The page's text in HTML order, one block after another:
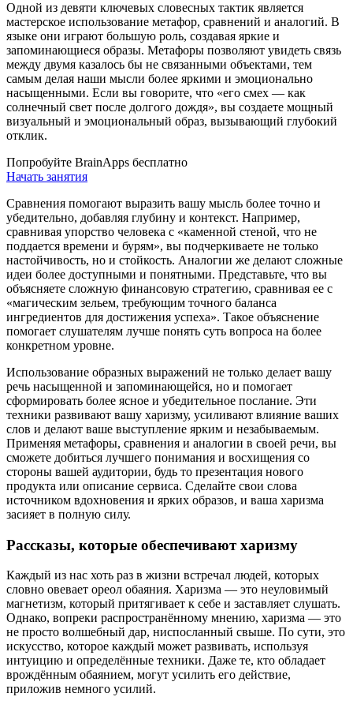
Одной из девяти ключевых словесных тактик является
мастерское использование метафор, сравнений и аналогий. В
языке они играют большую роль, создавая яркие и
запоминающиеся образы. Метафоры позволяют увидеть связь
между двумя казалось бы не связанными объектами, тем
самым делая наши мысли более яркими и эмоционально
насыщенными. Если вы говорите, что «его смех — как
солнечный свет после долгого дождя», вы создаете мощный
визуальный и эмоциональный образ, вызывающий глубокий
отклик.
Попробуйте BrainApps бесплатно
Начать занятия
Сравнения помогают выразить вашу мысль более точно и
убедительно, добавляя глубину и контекст. Например,
сравнивая упорство человека с «каменной стеной, что не
поддается времени и бурям», вы подчеркиваете не только
настойчивость, но и стойкость. Аналогии же делают сложные
идеи более доступными и понятными. Представьте, что вы
объясняете сложную финансовую стратегию, сравнивая ее с
«магическим зельем, требующим точного баланса
ингредиентов для достижения успеха». Такое объяснение
помогает слушателям лучше понять суть вопроса на более
конкретном уровне.
Использование образных выражений не только делает вашу
речь насыщенной и запоминающейся, но и помогает
сформировать более ясное и убедительное послание. Эти
техники развивают вашу харизму, усиливают влияние ваших
слов и делают ваше выступление ярким и незабываемым.
Применяя метафоры, сравнения и аналогии в своей речи, вы
сможете добиться лучшего понимания и восхищения со
стороны вашей аудитории, будь то презентация нового
продукта или описание сервиса. Сделайте свои слова
источником вдохновения и ярких образов, и ваша харизма
засияет в полную силу.
Рассказы, которые обеспечивают харизму
Каждый из нас хоть раз в жизни встречал людей, которых
словно овевает ореол обаяния. Харизма — это неуловимый
магнетизм, который притягивает к себе и заставляет слушать.
Однако, вопреки распространённому мнению, харизма — это
не просто волшебный дар, ниспосланный свыше. По сути, это
искусство, которое каждый может развивать, используя
интуицию и определённые техники. Даже те, кто обладает
врождённым обаянием, могут усилить его действие,
приложив немного усилий.